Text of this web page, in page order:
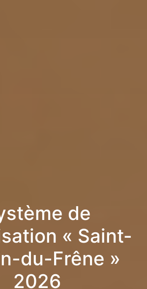
de
« Saint-
du-Frêne »
2026